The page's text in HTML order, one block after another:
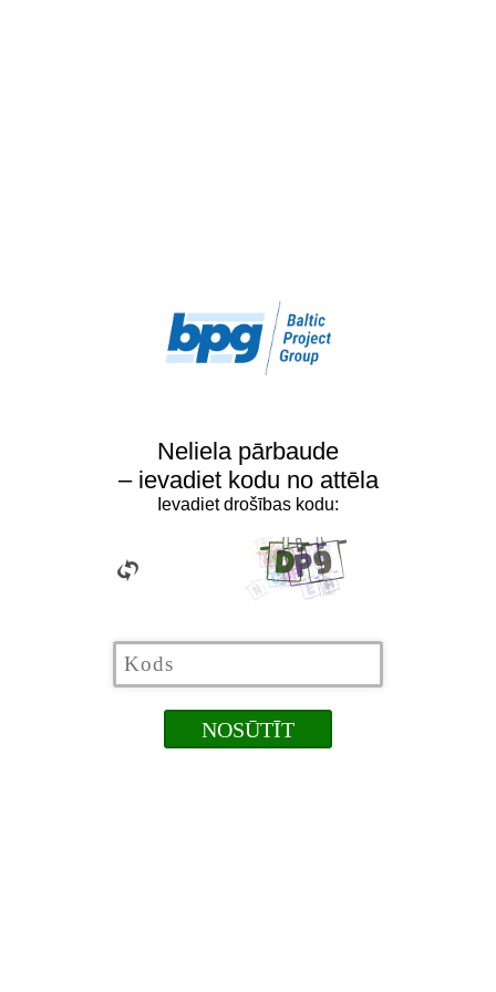
Neliela pārbaude
– ievadiet kodu no attēla
Ievadiet drošības kodu: